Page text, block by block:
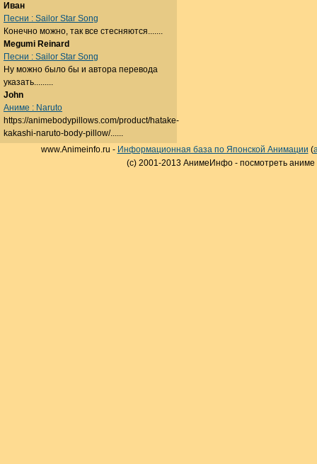
Иван
Песни : Sailor Star Song
Конечно можно, так все стесняются.......
Megumi Reinard
Песни : Sailor Star Song
Ну можно было бы и автора перевода
указать.........
John
Аниме : Naruto
https://animebodypillows.com/product/hatake-
kakashi-naruto-body-pillow/......
www.Animeinfo.ru - Информационная база по Японской Анимации (
(c) 2001-2013 АнимеИнфо - посмотреть аниме